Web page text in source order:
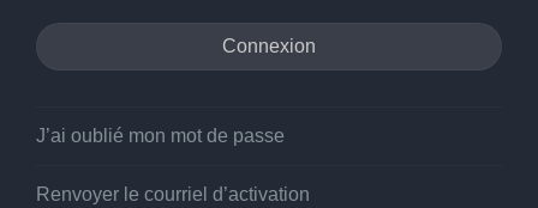
J’ai oublié mon mot de passe
Renvoyer le courriel d’activation